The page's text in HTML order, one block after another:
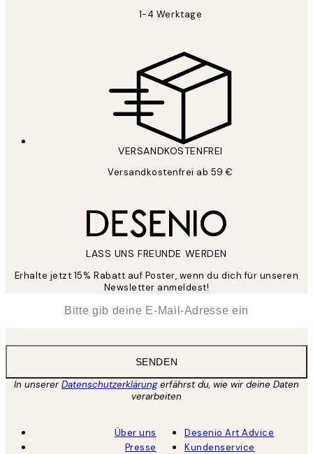
1-4 Werktage
VERSANDKOSTENFREI
Versandkostenfrei ab 59 €
LASS UNS FREUNDE WERDEN
Erhalte jetzt 15% Rabatt auf Poster, wenn du dich für unseren
Newsletter anmeldest!
SENDEN
In unsererDatenschutzerklärungerfährst du, wie wir deine Daten
verarbeiten
Über uns
Presse
Desenio Art Advice
Kundenservice